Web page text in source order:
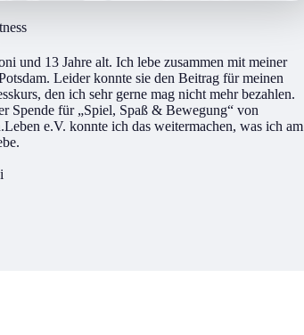
und 13 Jahre alt. Ich lebe zusammen mit meiner
Leider konnte sie den Beitrag für meinen
den ich sehr gerne mag nicht mehr bezahlen.
Spende für „Spiel, Spaß & Bewegung“ von
e.V. konnte ich das weitermachen, was ich am